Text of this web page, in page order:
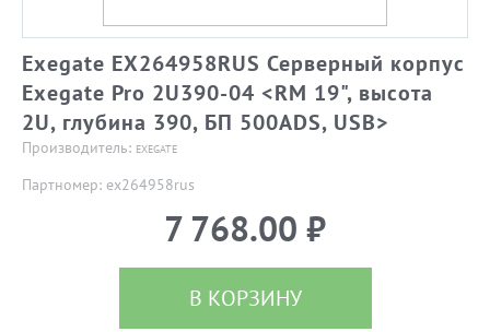
Exegate EX264958RUS Серверный корпус
Exegate Pro 2U390-04 <RM 19", высота
2U, глубина 390, БП 500ADS, USB>
Производитель: EXEGATE
Партномер: ex264958rus
7 768.00 ₽
В КОРЗИНУ